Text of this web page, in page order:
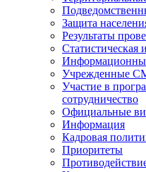
Защита
Результаты
Статистическая
Учрежденные
Участие в
сотрудничество
Официальные
Информация
Кадровая
Приоритеты